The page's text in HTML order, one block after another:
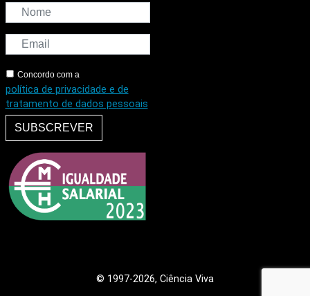
Concordo com a
política de privacidade e de
tratamento de dados pessoais
SUBSCREVER
© 1997-2026, Ciência Viva